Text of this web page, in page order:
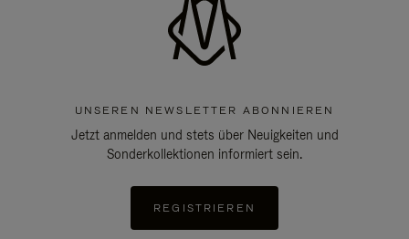
UNSEREN NEWSLETTER ABONNIEREN
Jetzt anmelden und stets über Neuigkeiten und
Sonderkollektionen informiert sein.
REGISTRIEREN